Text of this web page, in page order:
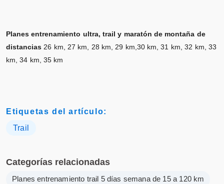
Planes entrenamiento ultra, trail y maratón de montaña de
distancias 26 km, 27 km, 28 km, 29 km,30 km, 31 km, 32 km, 33
km, 34 km, 35 km
Etiquetas del artículo:
Trail
Categorías relacionadas
Planes entrenamiento trail 5 días semana de 15 a 120 km